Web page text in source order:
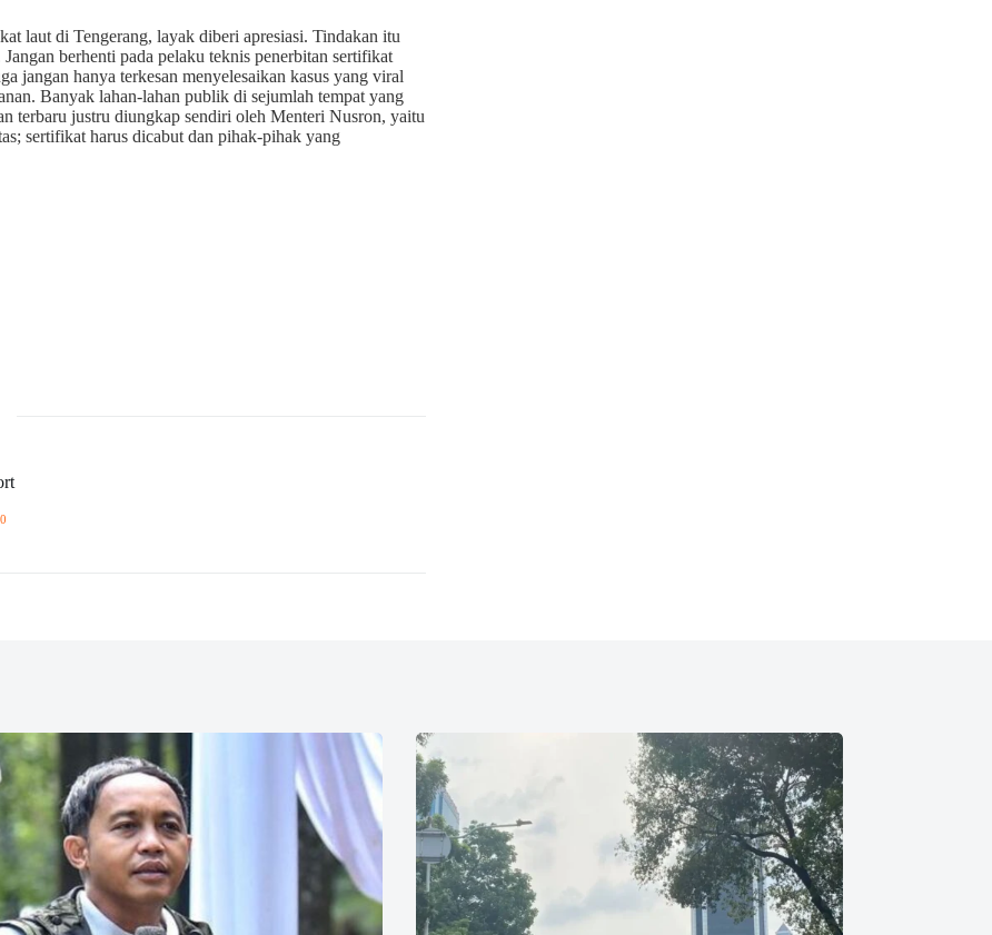
laut di Tengerang, layak diberi apresiasi. Tindakan itu
berhenti pada pelaku teknis penerbitan sertifikat
jangan hanya terkesan menyelesaikan kasus yang viral
Banyak lahan-lahan publik di sejumlah tempat yang
terbaru justru diungkap sendiri oleh Menteri Nusron, yaitu
sertifikat harus dicabut dan pihak-pihak yang